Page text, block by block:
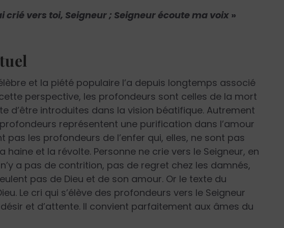
crié vers toi, Seigneur ; Seigneur écoute ma voix »
et la piété populaire l’a depuis longtemps associé
perspective, les profondeurs sont celles de la mort
d’être introduites dans la vision béatifique. Autrement
représentent une purification dans l’amour
pas les profondeurs de l’enfer qui, elles, ne sont pas
haine et la révolte. Personne ne crie vers le Seigneur, en
a pas de contrition, pas de regret chez les damnés,
pas de Dieu et de son amour. Or le texte du
Le cri qui s’élève des profondeurs vers le Seigneur
et d’attente. Il convient parfaitement aux âmes du